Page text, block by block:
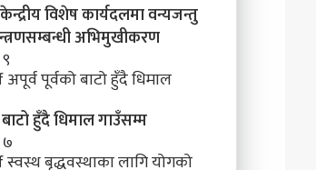
विशेष कार्यदलमा वन्यजन्तु
अभिमुखीकरण
हुँदै धिमाल गाउँसम्म